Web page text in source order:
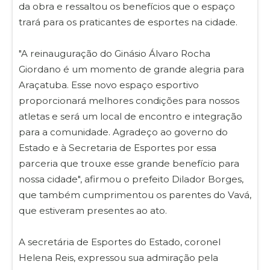
da obra e ressaltou os benefícios que o espaço
trará para os praticantes de esportes na cidade.
"A reinauguração do Ginásio Álvaro Rocha
Giordano é um momento de grande alegria para
Araçatuba. Esse novo espaço esportivo
proporcionará melhores condições para nossos
atletas e será um local de encontro e integração
para a comunidade. Agradeço ao governo do
Estado e à Secretaria de Esportes por essa
parceria que trouxe esse grande benefício para
nossa cidade", afirmou o prefeito Dilador Borges,
que também cumprimentou os parentes do Vavá,
que estiveram presentes ao ato.
A secretária de Esportes do Estado, coronel
Helena Reis, expressou sua admiração pela